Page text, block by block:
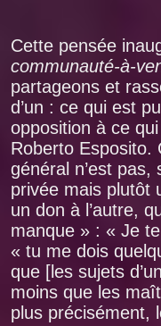
Cette pensée
communauté-à-
partageons et
d’un : ce qui est
opposition à ce
Roberto Esposito.
général n’est
privée mais plutôt
un don à l’autre,
manque » : « Je
« tu me dois
que [les sujets
moins que les
plus précisément,